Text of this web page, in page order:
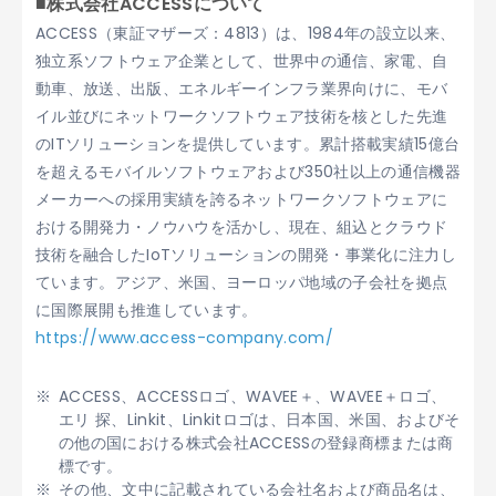
ACCESS（東証マザーズ：4813）は、1984年の設立以来、
独立系ソフトウェア企業として、世界中の通信、家電、自
動車、放送、出版、エネルギーインフラ業界向けに、モバ
イル並びにネットワークソフトウェア技術を核とした先進
のITソリューションを提供しています。累計搭載実績15億台
を超えるモバイルソフトウェアおよび350社以上の通信機器
メーカーへの採用実績を誇るネットワークソフトウェアに
おける開発力・ノウハウを活かし、現在、組込とクラウド
技術を融合したIoTソリューションの開発・事業化に注力し
ています。アジア、米国、ヨーロッパ地域の子会社を拠点
に国際展開も推進しています。
https://www.access-company.com/
ACCESS、ACCESSロゴ、WAVEE＋、WAVEE＋ロゴ、
エリ 探、Linkit、Linkitロゴは、日本国、米国、およびそ
の他の国における株式会社ACCESSの登録商標または商
標です。
その他、文中に記載されている会社名および商品名は、